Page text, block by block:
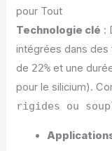
pour Tout
Technologie clé :
intégrées dans des
de 22% et une
pour le silicium).
rigides ou